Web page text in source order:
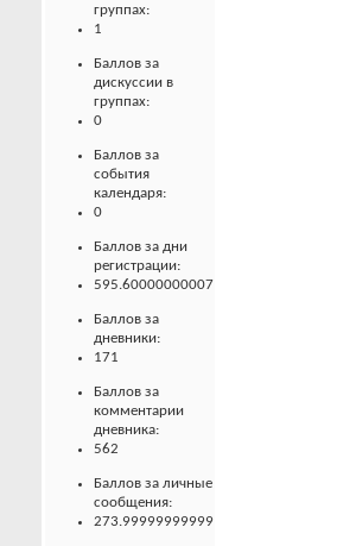
группах:
1
Баллов за
дискуссии в
группах:
0
Баллов за
события
календаря:
0
Баллов за дни
регистрации:
595.60000000007
Баллов за
дневники:
171
Баллов за
комментарии
дневника:
562
Баллов за личные
сообщения:
273.99999999999